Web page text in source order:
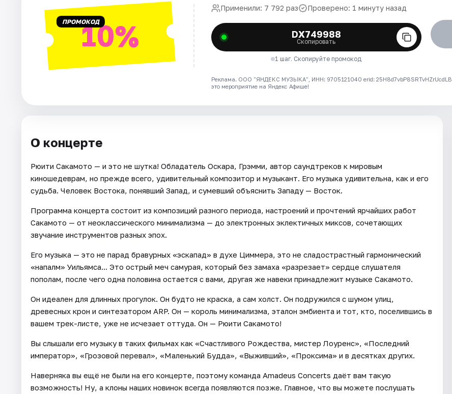
Артисты ПРОМОКОД10%
Применили: 7 792 раз Проверено: 1 минуту назад
DX749988
Скопировать
1 шаг. Скопируйте промокод
Реклама. ООО "ЯНДЕКС МУЗЫКА", ИНН: 9705121040 erid: 25H8d7vbP8SRTvHZrUcdLB
это мероприятие на Яндекс Афише!
О концерте
Рюити Сакамото — и это не шутка! Обладатель Оскара, Грэмми, автор саундтреков к мировым
киношедеврам, но прежде всего, удивительный композитор и музыкант. Его музыка удивительна, как и его
судьба. Человек Востока, понявший Запад, и сумевший объяснить Западу — Восток.
Программа концерта состоит из композиций разного периода, настроений и прочтений ярчайших работ
Сакамото — от неоклассического минимализма — до электронных эклектичных миксов, сочетающих
звучание инструментов разных эпох.
Его музыка — это не парад бравурных «эскапад» в духе Циммера, это не сладострастный гармонический
«напалм» Уильямса... Это острый меч самурая, который без замаха «разрезает» сердце слушателя
пополам, после чего одна половина остается с вами, другая же навеки принадлежит музыке Сакамото.
Он идеален для длинных прогулок. Он будто не краска, а сам холст. Он подружился с шумом улиц,
древесных крон и синтезатором ARP. Он — король минимализма, эталон эмбиента и тот, кто, поселившись в
вашем трек-листе, уже не исчезает оттуда. Он — Рюити Сакамото!
Вы слышали его музыку в таких фильмах как «Счастливого Рождества, мистер Лоуренс», «Последний
император», «Грозовой перевал», «Маленький Будда», «Выживший», «Проксима» и в десятках других.
Наверняка вы ещё не были на его концерте, поэтому команда Amadeus Concerts даёт вам такую
возможность! Ну, а клоны наших новинок всегда появляются позже. Главное, что вы можете послушать